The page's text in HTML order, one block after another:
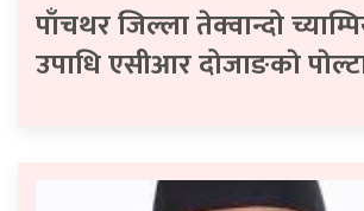
पाँचथर जिल्ला तेक्वान्दो
उपाधि एसीआर दोजाङकाे